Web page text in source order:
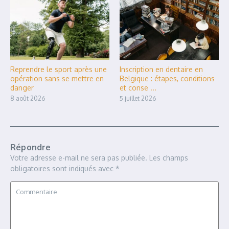
Reprendre le sport après une
opération sans se mettre en
danger
8 août 2026
Inscription en dentaire en
Belgique : étapes, conditions
et conse ...
5 juillet 2026
Répondre
Votre adresse e-mail ne sera pas publiée. Les champs
obligatoires sont indiqués avec *